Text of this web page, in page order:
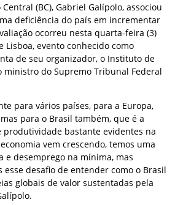
(BC), Gabriel Galípolo, associou
deficiência do país em incrementar
ocorreu nesta quarta-feira (3)
Lisboa, evento conhecido como
de seu organizador, o Instituto de
ministro do Supremo Tribunal Federal
para vários países, para a Europa,
para o Brasil também, que é a
produtividade bastante evidentes na
vem crescendo, temos uma
e desemprego na mínima, mas
esse desafio de entender como o Brasil
globais de valor sustentadas pela